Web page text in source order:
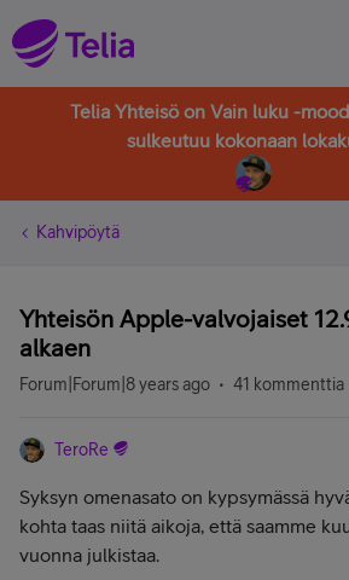
Telia Yhteisö on Vain luku -
sulkeutuu kokonaan
Kahvipöytä
Yhteisön Apple-valvojaiset
alkaen
Forum|Forum|8 years ago 41 kommenttia
TeroRe
Syksyn omenasato on kypsymässä
kohta taas niitä aikoja, että saamme
vuonna julkistaa.